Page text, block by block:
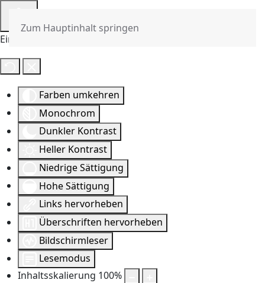
Eingabehilfen öffnen
Farben umkehren
Monochrom
Dunkler Kontrast
Heller Kontrast
Niedrige Sättigung
Hohe Sättigung
Links hervorheben
Überschriften hervorheben
Bildschirmleser
Lesemodus
Inhaltsskalierung 100%
Zum Hauptinhalt springen